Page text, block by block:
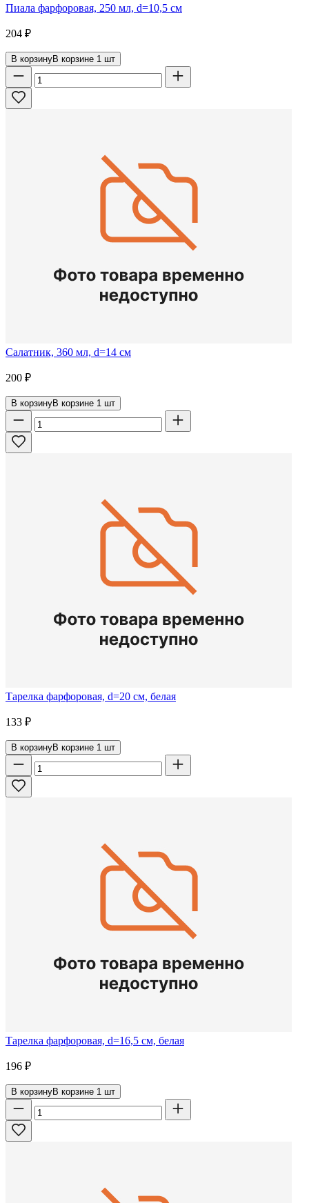
Пиала фарфоровая, 250 мл, d=10,5 см
204 ₽
В корзинуВ корзине 1 шт
Салатник, 360 мл, d=14 см
200 ₽
В корзинуВ корзине 1 шт
Тарелка фарфоровая, d=20 см, белая
133 ₽
В корзинуВ корзине 1 шт
Тарелка фарфоровая, d=16,5 см, белая
196 ₽
В корзинуВ корзине 1 шт